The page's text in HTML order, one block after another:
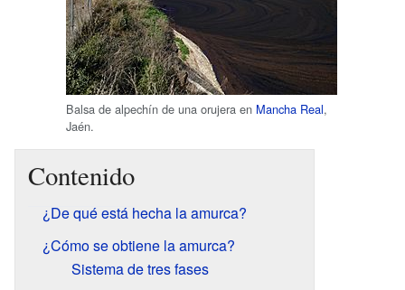
Balsa de alpechín de una orujera en Mancha Real,
Jaén.
Contenido
¿De qué está hecha la amurca?
¿Cómo se obtiene la amurca?
Sistema de tres fases